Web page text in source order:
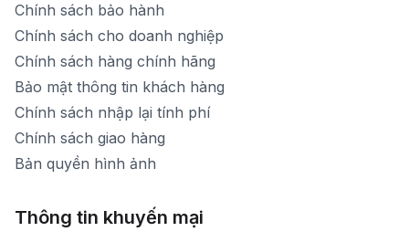
Chính sách bảo hành
Chính sách cho doanh nghiệp
Chính sách hàng chính hãng
Bảo mật thông tin khách hàng
Chính sách nhập lại tính phí
Chính sách giao hàng
Bản quyền hình ảnh
Thông tin khuyến mại